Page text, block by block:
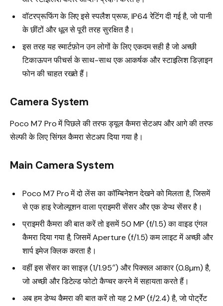
वॉटरप्रूफिंग के लिए इसे स्पलैश प्रूफ, IP64 रेटिंग दी गई है, जो पानी
के छींटों और धूल से पूरी तरह सुरक्षित है।
इस तरह यह स्मार्टफ़ोन उन लोगों के लिए एकदम सही है जो अच्छी
टिकाऊपन फीचर्स के साथ-साथ एक आकर्षक और स्टाइलिश डिज़ाइन
फोन की चाहत रखते हैं।
Camera System
Poco M7 Pro में पिछले की तरफ ड्यूल कैमरा सेटअप और आगे की तरफ
सेल्फी के लिए सिंगल कैमरा सेटअप दिया गया है।
Main Camera System
Poco M7 Pro में दो लेंस का कॉम्बिनेशन देखने को मिलता है, जिसमें
से एक हाइ रेजोल्यूशन वाला प्राइमरी सेंसर और एक डेप्थ सेंसर है।
प्राइमरी कैमरा की बात करें तो इसमें 50 MP (f/1.5) का वाइड एंगल
कैमरा दिया गया है, जिसमें Aperture (f/1.5) कम लाइट में अच्छी और
शार्प इमेज क्लिक करता है।
वहीं इस सेंसर का साइज़ (1/1.95″) और पिक्सल आकार (0.8µm) है,
जो अच्छी और डिटेल्ड फोटो कैप्चर करने में सहायता करते हैं।
अब हम डेप्थ कैमरा की बात करें तो यह 2 MP (f/2.4) है, जो पोर्ट्रेट